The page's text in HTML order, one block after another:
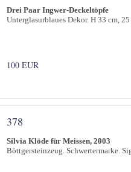
Drei Paar Ingwer-Deckeltöpfe
Unterglasurblaues Dekor. H 33 cm,
100 EUR
378
Silvia Klöde für Meissen, 2003
Böttgersteinzeug. Schwertermarke.